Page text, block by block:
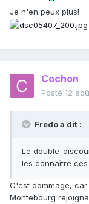
Je n'en peux plus!
Cochon
Posté 12
Fredo a dit :
Le double-
les connaître
C'est dommage,
Montebourg